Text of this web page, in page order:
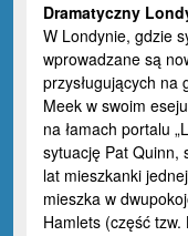
Dramatyczny
W Londynie, gdzie
wprowadzane są
przysługujących na
Meek w swoim
na łamach portalu
sytuację Pat Quinn,
lat mieszkanki
mieszka w
Hamlets (część